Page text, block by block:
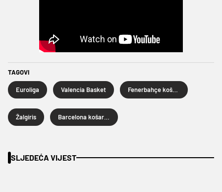
TAGOVI
Euroliga Valencia Basket
Žalgiris
SLJEDEĆA VIJEST